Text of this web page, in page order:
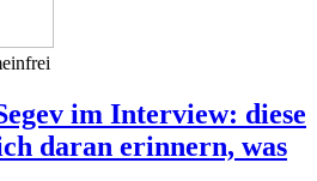
im Interview: diese
daran erinnern, was